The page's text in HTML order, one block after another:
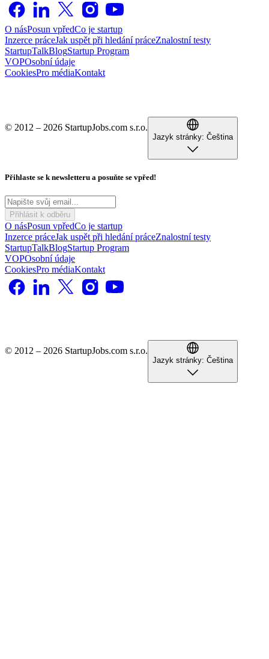
O násPosun vpředCo je startup
Inzerce práceJak uspět při hledání práceZnalostní testy
StartupTalkBlogStartup Program
VOPOsobní údaje
CookiesPro médiaKontakt
© 2012 – 2026 StartupJobs.com s.r.o.
Jazyk stránky: Čeština
Přihlaste se k newsletteru a posuňte se vpřed!
Přihlásit k odběru
O násPosun vpředCo je startup
Inzerce práceJak uspět při hledání práceZnalostní testy
StartupTalkBlogStartup Program
VOPOsobní údaje
CookiesPro médiaKontakt
© 2012 – 2026 StartupJobs.com s.r.o.
Jazyk stránky: Čeština